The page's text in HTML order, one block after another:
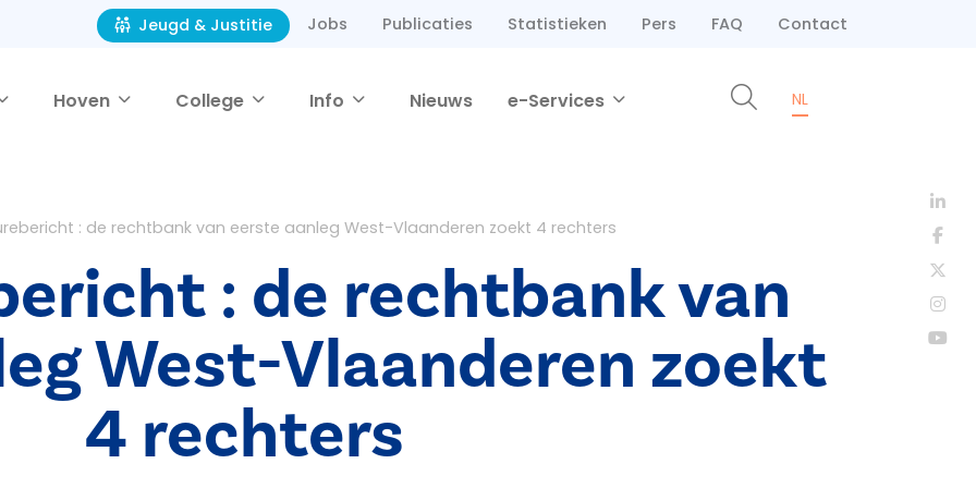
Jeugd & Justitie Jobs Publicaties Statistieken Pers FAQ Contact
Hoven College Info Nieuws e-Services NL
: de rechtbank van eerste aanleg West-Vlaanderen zoekt 4 rechters
: de rechtbank van
West-Vlaanderen zoekt
4 rechters